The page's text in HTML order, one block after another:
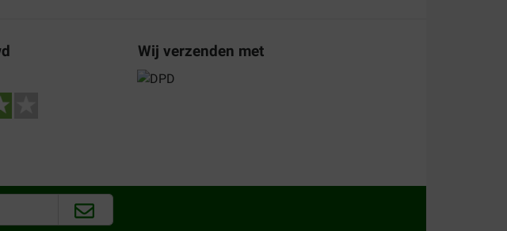
bestand zijn tegen kauwen en bijten.
uw hond.
tandplak.
Wij verzenden met